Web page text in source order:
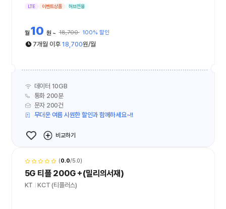
LTE 이벤트상품 허브전용
월 10 원 18,700 100% 할인
7개월 이후 18,700원/월
데이터 10GB
통화 200분
문자 200건
무더운 여름 시원한 할인과 함께하세요~!!
비교하기
(0.0/5.0)
5G 티플 200G＋(밀리의서재)
KT KCT (티플러스)